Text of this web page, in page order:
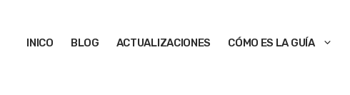
INICO BLOG ACTUALIZACIONES CÓMO ES LA GUÍA